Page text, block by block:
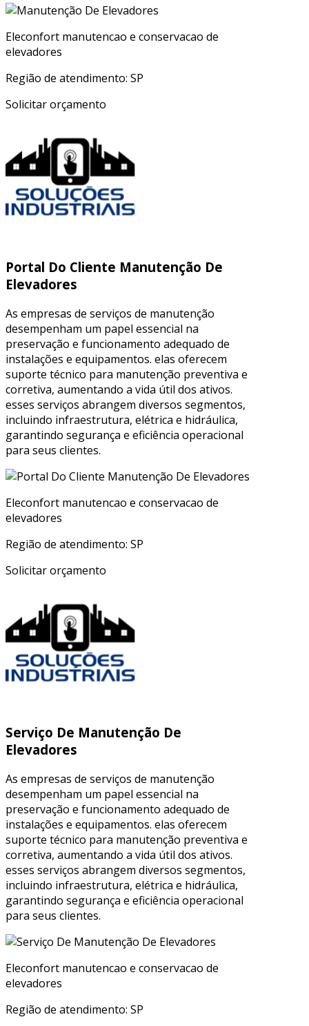
Eleconfort manutencao e conservacao de
elevadores
Região de atendimento: SP
Solicitar orçamento
Portal Do Cliente Manutenção De
Elevadores
As empresas de serviços de manutenção
desempenham um papel essencial na
preservação e funcionamento adequado de
instalações e equipamentos. elas oferecem
suporte técnico para manutenção preventiva e
corretiva, aumentando a vida útil dos ativos.
esses serviços abrangem diversos segmentos,
incluindo infraestrutura, elétrica e hidráulica,
garantindo segurança e eficiência operacional
para seus clientes.
Eleconfort manutencao e conservacao de
elevadores
Região de atendimento: SP
Solicitar orçamento
Serviço De Manutenção De
Elevadores
As empresas de serviços de manutenção
desempenham um papel essencial na
preservação e funcionamento adequado de
instalações e equipamentos. elas oferecem
suporte técnico para manutenção preventiva e
corretiva, aumentando a vida útil dos ativos.
esses serviços abrangem diversos segmentos,
incluindo infraestrutura, elétrica e hidráulica,
garantindo segurança e eficiência operacional
para seus clientes.
Eleconfort manutencao e conservacao de
elevadores
Região de atendimento: SP